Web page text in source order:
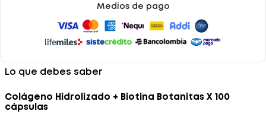
Medios de pago
Lo que debes saber
Colágeno Hidrolizado + Biotina Botanitas X 100
cápsulas